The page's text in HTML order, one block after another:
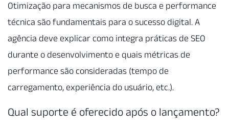
Otimização para mecanismos de busca e performance
técnica são fundamentais para o sucesso digital. A
agência deve explicar como integra práticas de SEO
durante o desenvolvimento e quais métricas de
performance são consideradas (tempo de
carregamento, experiência do usuário, etc.).
Qual suporte é oferecido após o lançamento?